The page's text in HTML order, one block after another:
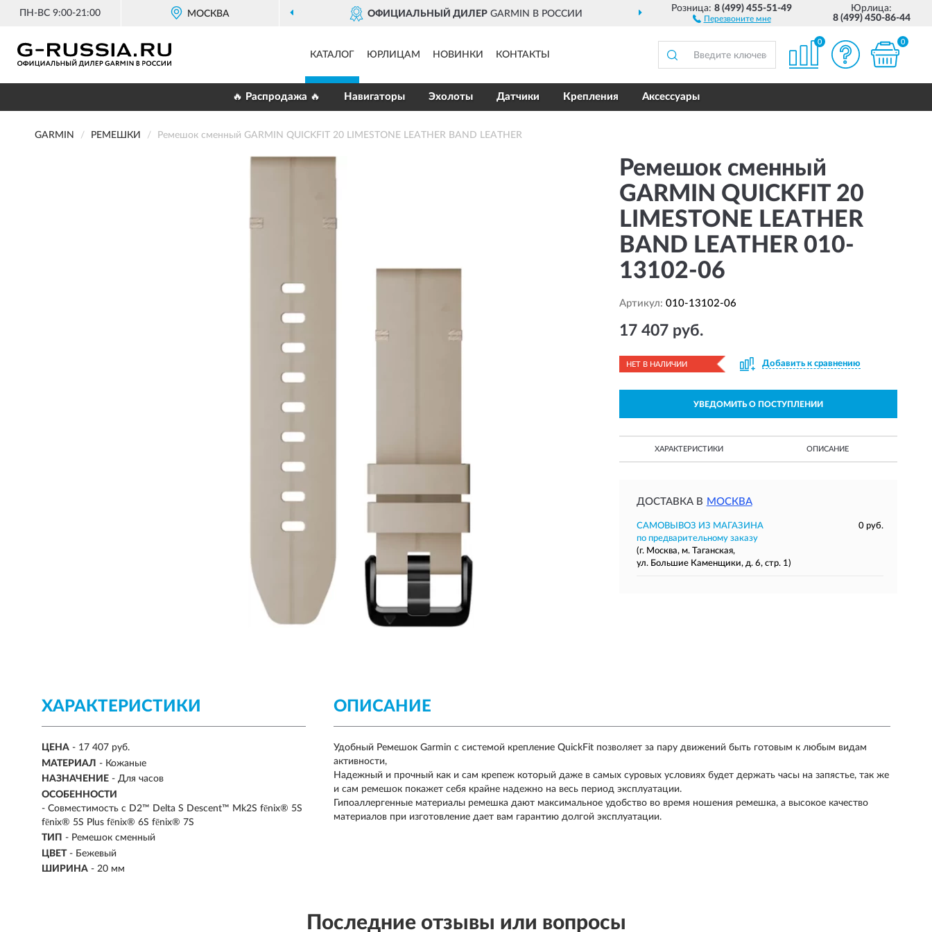
ПН-ВС 9:00-21:00 МОСКВА ОФИЦИАЛЬНЫЙ ДИЛЕРGARMIN В РОССИИ ДОСТАВИМ ПО ВСЕЙ РОССИИ
Розница:8 (499) 455-51-49
Перезвоните мне
Юрлица:
8 (499) 450-86-44
КАТАЛОГ ЮРЛИЦАМ НОВИНКИ КОНТАКТЫ
0 0
🔥 Распродажа 🔥 Навигаторы Эхолоты Датчики Крепления Аксессуары
GARMIN РЕМЕШКИ Ремешок сменный GARMIN QUICKFIT 20 LIMESTONE LEATHER BAND LEATHER
Ремешок сменный
GARMIN QUICKFIT 20
LIMESTONE LEATHER
BAND LEATHER 010-
13102-06
Артикул: 010-13102-06
17 407 руб.
НЕТ В НАЛИЧИИ Добавить к сравнению
УВЕДОМИТЬ О ПОСТУПЛЕНИИ
ХАРАКТЕРИСТИКИ ОПИСАНИЕ
ДОСТАВКА В МОСКВА
САМОВЫВОЗ ИЗ МАГАЗИНА
0 руб.
по предварительному заказу
(г. Москва, м. Таганская,
ул. Большие Каменщики, д. 6, стр. 1)
ХАРАКТЕРИСТИКИ
ЦЕНА - 17 407 руб.
МАТЕРИАЛ - Кожаные
НАЗНАЧЕНИЕ - Для часов
ОСОБЕННОСТИ
- Совместимость с D2™ Delta S Descent™ Mk2S fēnix® 5S
fēnix® 5S Plus fēnix® 6S fēnix® 7S
ТИП - Ремешок сменный
ЦВЕТ - Бежевый
ШИРИНА - 20 мм
ОПИСАНИЕ
Удобный Ремешок Garmin c системой крепление QuickFit позволяет за пару движений быть готовым к любым видам
активности,
Надежный и прочный как и сам крепеж который даже в самых суровых условиях будет держать часы на запястье, так же
и сам ремешок покажет себя крайне надежно на весь период эксплуатации.
Гипоаллергенные материалы ремешка дают максимальное удобство во время ношения ремешка, а высокое качество
материалов при изготовление дает вам гарантию долгой эксплуатации.
Последние отзывы или вопросы